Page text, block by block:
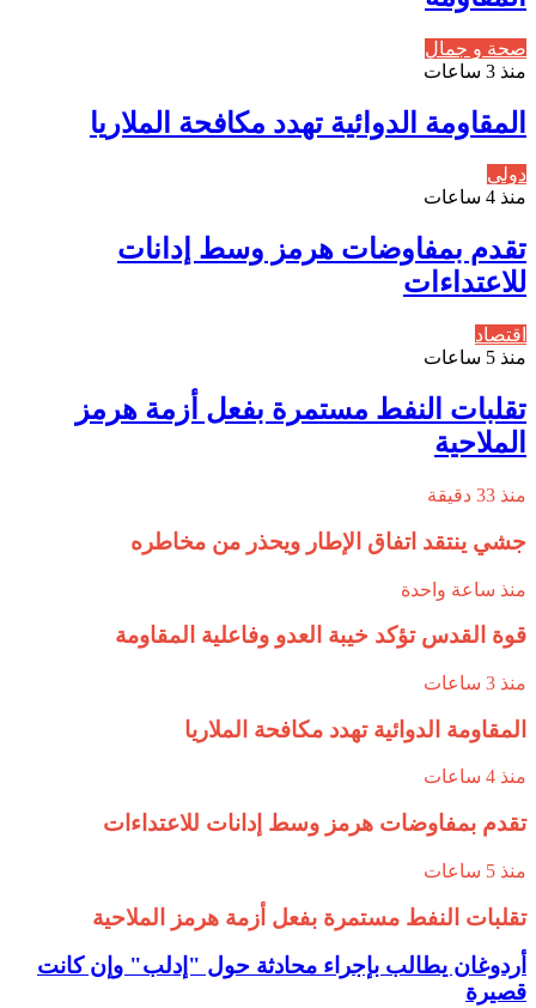
صحة و جمال
منذ 3 ساعات
المقاومة الدوائية تهدد مكافحة الملاريا
دولي
منذ 4 ساعات
تقدم بمفاوضات هرمز وسط إدانات
للاعتداءات
اقتصاد
منذ 5 ساعات
تقلبات النفط مستمرة بفعل أزمة هرمز
الملاحية
منذ 33 دقيقة
جشي ينتقد اتفاق الإطار ويحذر من مخاطره
منذ ساعة واحدة
قوة القدس تؤكد خيبة العدو وفاعلية المقاومة
منذ 3 ساعات
المقاومة الدوائية تهدد مكافحة الملاريا
منذ 4 ساعات
تقدم بمفاوضات هرمز وسط إدانات للاعتداءات
منذ 5 ساعات
تقلبات النفط مستمرة بفعل أزمة هرمز الملاحية
أردوغان يطالب بإجراء محادثة حول "إدلب" وإن كانت
قصيرة